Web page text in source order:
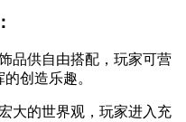
品供自由搭配，玩家可营
创造乐趣。
大的世界观，玩家进入充